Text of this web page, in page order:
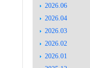
2026.06
2026.04
2026.03
2026.02
2026.01